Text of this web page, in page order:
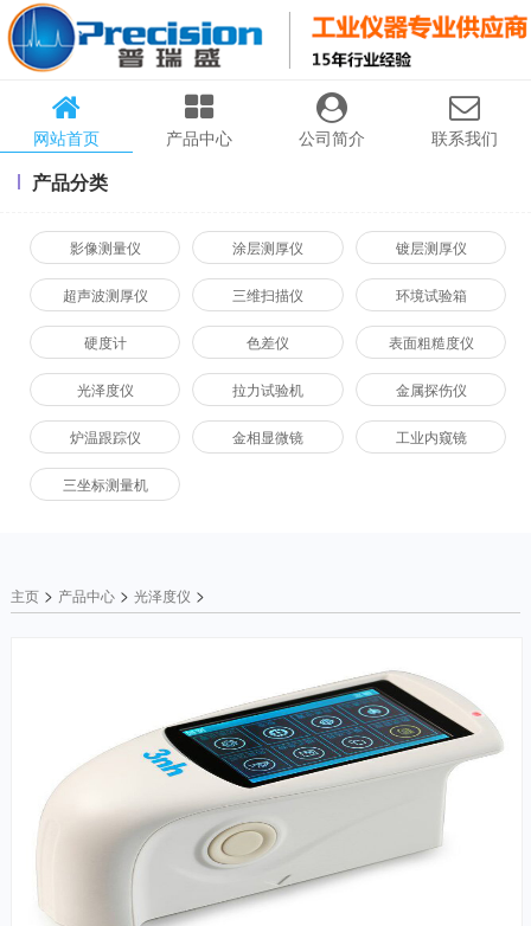
网站首页 产品中心 公司简介 联系我们
产品分类
影像测量仪 涂层测厚仪 镀层测厚仪
超声波测厚仪 三维扫描仪 环境试验箱
硬度计 色差仪 表面粗糙度仪
光泽度仪 拉力试验机 金属探伤仪
炉温跟踪仪 金相显微镜 工业内窥镜
三坐标测量机
主页> 产品中心> 光泽度仪 >